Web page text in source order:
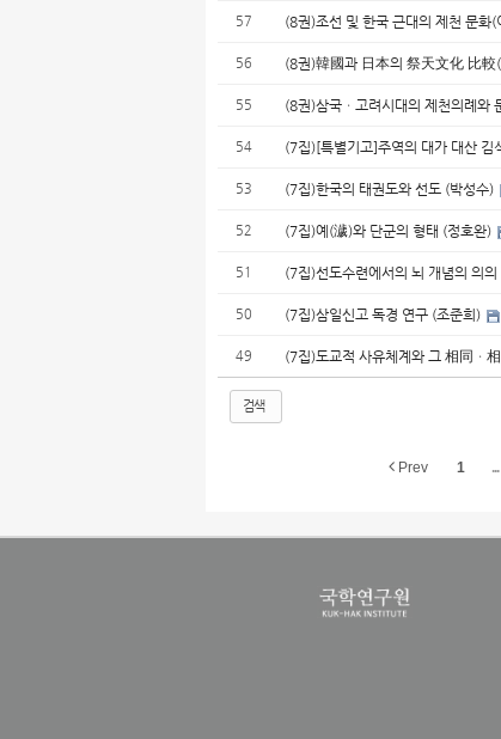
57 (8권)조선 및 한국 근대의 제천 문화(
56 (8권)韓國과 日本의 祭天文化 比較
55 (8권)삼국ㆍ고려시대의 제천의례와
54 (7집)[특별기고]주역의 대가 대산 김
53 (7집)한국의 태권도와 선도 (박성수)
52 (7집)예(濊)와 단군의 형태 (정호완)
51 (7집)선도수련에서의 뇌 개념의 의
50 (7집)삼일신고 독경 연구 (조준희)
49 (7집)도교적 사유체계와 그 相同ㆍ
검색
Prev 1 ...